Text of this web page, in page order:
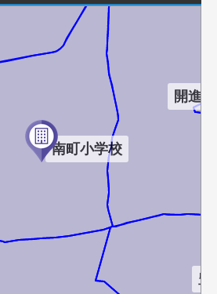
開進
南町小学校
豊